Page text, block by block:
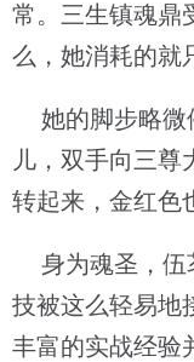
常。三生镇魂鼎
么，她消耗的就
她的脚步略微
儿，双手向三尊
转起来，金红色
身为魂圣，伍
技被这么轻易地
丰富的实战经验